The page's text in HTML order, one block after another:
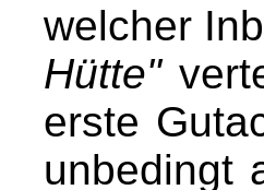
welcher
Hütte"
erste
unbedingt